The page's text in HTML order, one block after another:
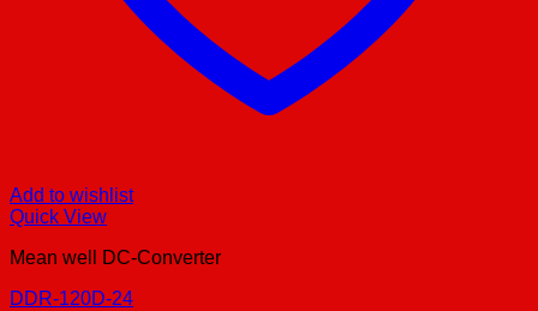
Add to wishlist
Quick View
Mean well DC-Converter
DDR-120D-24